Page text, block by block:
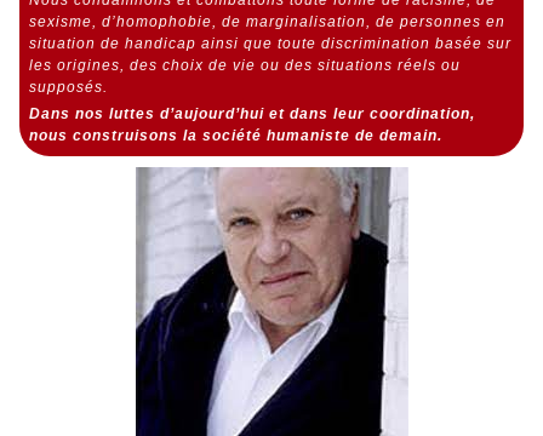
sexisme, d’homophobie, de marginalisation, de personnes en
situation de handicap ainsi que toute discrimination basée sur
les origines, des choix de vie ou des situations réels ou
supposés.
Dans nos luttes d’aujourd’hui et dans leur coordination,
nous construisons la société humaniste de demain.